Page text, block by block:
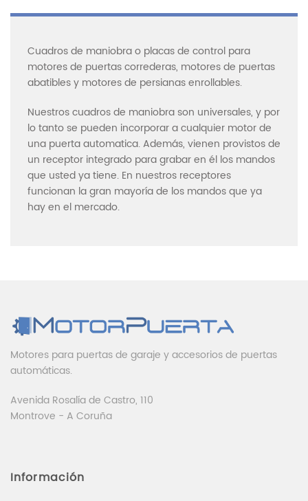
Cuadros de maniobra o placas de control para
motores de puertas correderas, motores de puertas
abatibles y motores de persianas enrollables.
Nuestros cuadros de maniobra son universales, y por
lo tanto se pueden incorporar a cualquier motor de
una puerta automatica. Además, vienen provistos de
un receptor integrado para grabar en él los mandos
que usted ya tiene. En nuestros receptores
funcionan la gran mayoría de los mandos que ya
hay en el mercado.
Motores para puertas de garaje y accesorios de puertas
automáticas.
Avenida Rosalía de Castro, 110
Montrove - A Coruña
Información